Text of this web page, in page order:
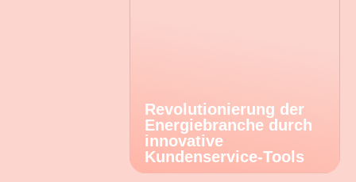
Revolutionierung der
Energiebranche durch
innovative
Kundenservice-Tools